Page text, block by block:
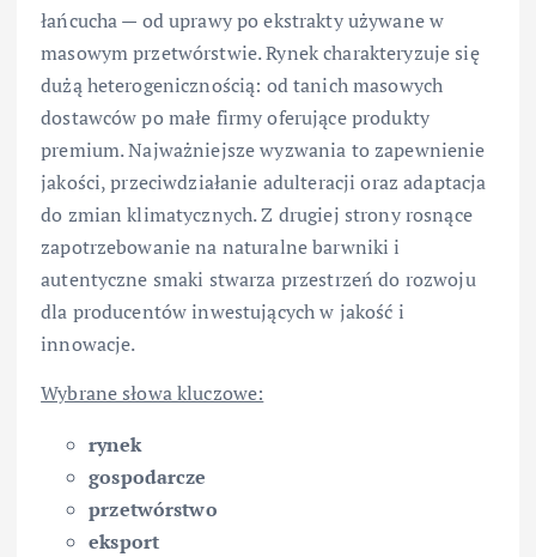
łańcucha — od uprawy po ekstrakty używane w
masowym przetwórstwie. Rynek charakteryzuje się
dużą heterogenicznością: od tanich masowych
dostawców po małe firmy oferujące produkty
premium. Najważniejsze wyzwania to zapewnienie
jakości, przeciwdziałanie adulteracji oraz adaptacja
do zmian klimatycznych. Z drugiej strony rosnące
zapotrzebowanie na naturalne barwniki i
autentyczne smaki stwarza przestrzeń do rozwoju
dla producentów inwestujących w jakość i
innowacje.
Wybrane słowa kluczowe:
rynek
gospodarcze
przetwórstwo
eksport